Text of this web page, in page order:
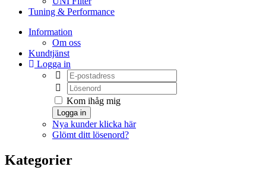
Tuning & Performance
Information
Om oss
Kundtjänst
Logga in
Kom ihåg mig
Logga in
Nya kunder klicka här
Glömt ditt lösenord?
Kategorier